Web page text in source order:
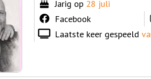
Jarig op 28 juli
Facebook
Laatste keer gespeeld